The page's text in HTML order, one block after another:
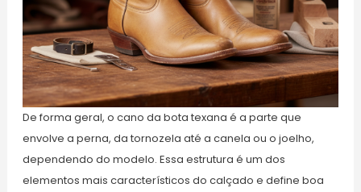
De forma geral, o cano da bota texana é a parte que
envolve a perna, da tornozela até a canela ou o joelho,
dependendo do modelo. Essa estrutura é um dos
elementos mais característicos do calçado e define boa